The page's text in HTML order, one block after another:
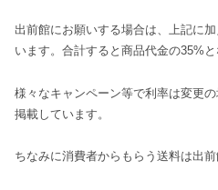
出前館にお願いする場合は、上記に
います。合計すると商品代金の35%と
様々なキャンペーン等で利率は変更
掲載しています。
ちなみに消費者からもらう送料は出前